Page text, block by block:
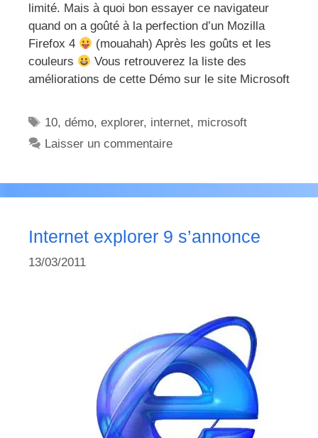
limité. Mais à quoi bon essayer ce navigateur
quand on a goûté à la perfection d’un Mozilla
Firefox 4
(mouahah) Après les goûts et les
couleurs
Vous retrouverez la liste des
améliorations de cette Démo sur le site Microsoft
Étiquettes
10,démo,explorer, internet, microsoft
Laisser un commentaire
Internet explorer 9 s’annonce
13/03/2011